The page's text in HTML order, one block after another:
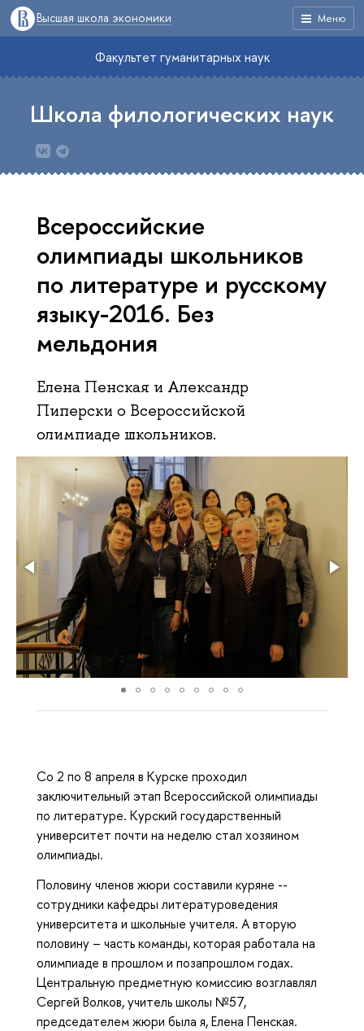
Меню
Высшая школа экономики
Факультет гуманитарных наук
Школа филологических наук
Всероссийские
олимпиады школьников
по литературе и русскому
языку-2016. Без
мельдония
Елена Пенская и Александр
Пиперски о Всероссийской
олимпиаде школьников.
Со 2 по 8 апреля в Курске проходил
заключительный этап Всероссийской олимпиады
по литературе. Курский государственный
университет почти на неделю стал хозяином
олимпиады.
Половину членов жюри составили куряне --
сотрудники кафедры литературоведения
университета и школьные учителя. А вторую
половину – часть команды, которая работала на
олимпиаде в прошлом и позапрошлом годах.
Центральную предметную комиссию возглавлял
Сергей Волков, учитель школы №57,
председателем жюри была я, Елена Пенская.